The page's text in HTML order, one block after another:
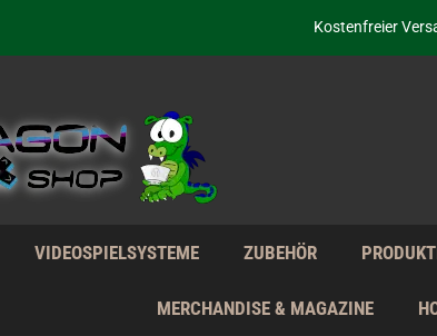
Kostenfreier
Seit über 20
Täglicher
VIDEOSPIELSYSTEME ZUBEHÖR
MERCHANDISE & MAGAZINE